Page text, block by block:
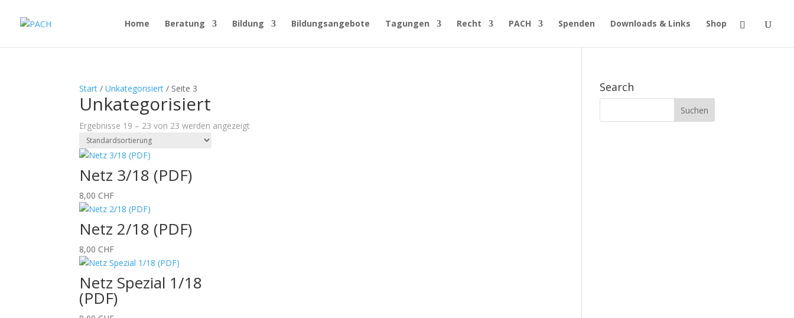
Home Beratung Bildung Bildungsangebote Tagungen Recht PACH Spenden Downloads & Links Shop
Start /Unkategorisiert / Seite 3
Unkategorisiert
Ergebnisse 19 – 23 von 23 werden angezeigt
Netz 3/18 (PDF)
8,00 CHF
Netz 2/18 (PDF)
8,00 CHF
Netz Spezial 1/18
(PDF)
Search